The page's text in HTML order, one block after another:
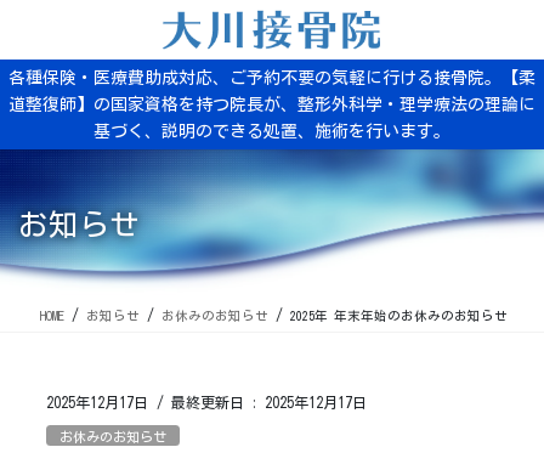
テ
ン
ツ
ゲ
ー
シ
移
動
各種保険・医療費助成対応、ご予約不要の気軽に行ける接骨院。【柔
道整復師】の国家資格を持つ院長が、整形外科学・理学療法の理論に
基づく、説明のできる処置、施術を行います。
お知らせ
HOME お知らせ お休みのお知らせ 2025年 年末年始のお休みのお知らせ
2025年12月17日 / 最終更新日 : 2025年12月17日
お休みのお知らせ